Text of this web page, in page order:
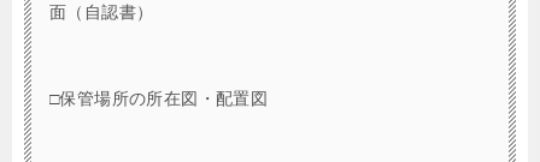
面（自認書）
□保管場所の所在図・配置図